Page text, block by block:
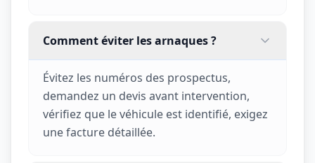
Comment éviter les arnaques ?
Évitez les numéros des prospectus,
demandez un devis avant intervention,
vérifiez que le véhicule est identifié, exigez
une facture détaillée.